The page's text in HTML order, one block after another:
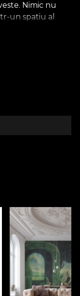
Nimic nu
un spatiu al
ajung sa
alcatuiesc